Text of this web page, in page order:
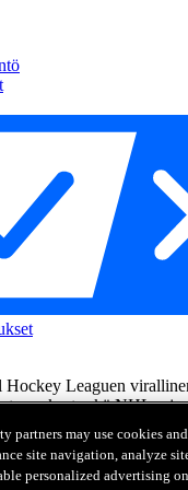
Leaguen
tunnukset sekä NHL:n
sen joukkueiden
L.P.:n
Kaikki NHL-
pelipaidat ovat
partners may use cookies
site navigation, analyze
personalized advertising